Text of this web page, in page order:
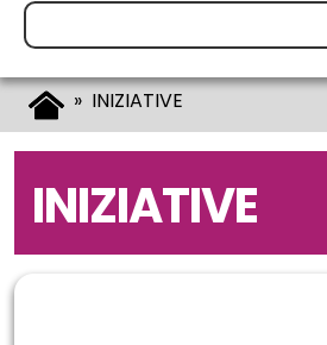
Cerca:
» INIZIATIVE
INIZIATIVE